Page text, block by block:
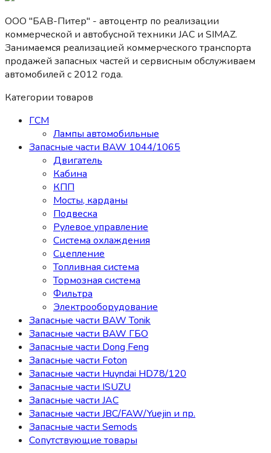
ООО "БАВ-Питер" - автоцентр по реализации
коммерческой и автобусной техники JAC и SIMAZ.
Занимаемся реализацией коммерческого транспорта
продажей запасных частей и сервисным обслуживаем
автомобилей c 2012 года.
Категории товаров
ГСМ
Лампы автомобильные
Запасные части BAW 1044/1065
Двигатель
Кабина
КПП
Мосты, карданы
Подвеска
Рулевое управление
Система охлаждения
Сцепление
Топливная система
Тормозная система
Фильтра
Электрооборудование
Запасные части BAW Tonik
Запасные части BAW ГБО
Запасные части Dong Feng
Запасные части Foton
Запасные части Huyndai HD78/120
Запасные части ISUZU
Запасные части JAC
Запасные части JBC/FAW/Yuejin и пр.
Запасные части Semods
Сопутствующие товары